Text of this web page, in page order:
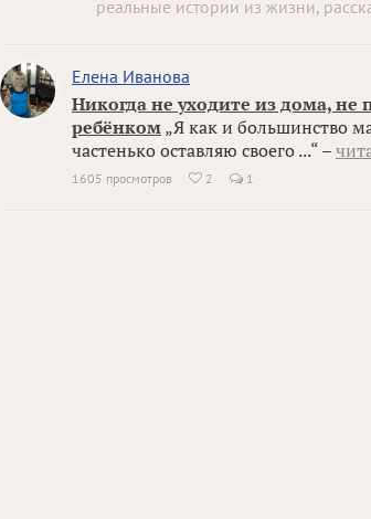
реальные истории из жизни,
Елена Иванова
Никогда не уходите из дома,
ребёнком „Я как и большинство
частенько оставляю своего ...“ –
1605 просмотров  2 1